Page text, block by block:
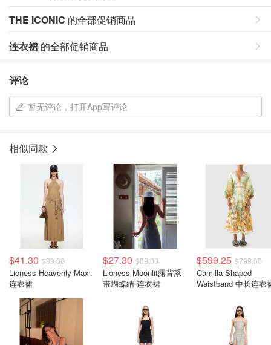
THE ICONIC 的全部促销商品
连衣裙 的全部促销商品
评论
暂无评论，打开App写评论
相似同款
$41.30 $99.00
Lioness Heavenly Maxi
连衣裙
$27.30 $89.00
Lioness Moonlit露背系
带蝴蝶结 连衣裙
$599.25 $799.00
Camilla Shaped
Waistband 中长连衣